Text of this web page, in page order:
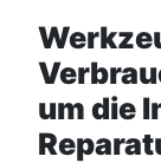
um die